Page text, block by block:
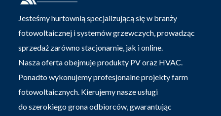
Jesteśmy hurtownią specjalizującą się w branży
fotowoltaicznej i systemów grzewczych, prowadząc
sprzedaż zarówno stacjonarnie, jak i online.
Nasza oferta obejmuje produkty PV oraz HVAC.
Ponadto wykonujemy profesjonalne projekty farm
fotowoltaicznych. Kierujemy nasze usługi
do szerokiego grona odbiorców, gwarantując